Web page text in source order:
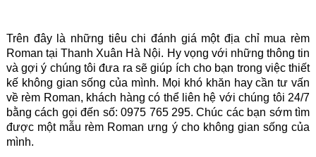
Trên đây là những tiêu chi đánh giá một địa chỉ mua rèm
Roman tại Thanh Xuân Hà Nội. Hy vọng với những thông tin
và gợi ý chúng tôi đưa ra sẽ giúp ích cho bạn trong việc thiết
kế không gian sống của mình. Mọi khó khăn hay cần tư vấn
về rèm Roman, khách hàng có thể liên hệ với chúng tôi 24/7
bằng cách gọi đến số: 0975 765 295. Chúc các bạn sớm tìm
được một mẫu rèm Roman ưng ý cho không gian sống của
mình.